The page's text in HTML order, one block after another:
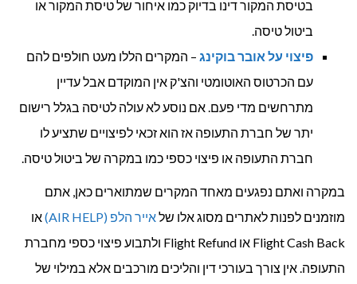
בטיסת המקור דינו בדיוק כמו איחור של טיסת המקור או
ביטול טיסה.
פיצוי על אובר בוקינג – המקרים הללו מעט חולפים להם
עם הכרטוס האוטומטי והצ'ק אין המוקדם אבל עדיין
מתרחשים מדי פעם. אם נוסע לא עולה לטיסה בגלל רישום
יתר של חברת התעופה אז הוא זכאי לפיצויים שתציע לו
חברת התעופה או פיצוי כספי כמו במקרה של ביטול טיסה.
במקרה ואתם נפגעים מאחד המקרים שמתוארים כאן, אתם
מוזמנים לפנות לאתרים מסוג אלו שלאייר הלפ (AIR HELP)
או
Flight Cash Back או Flight Refund ולתבוע פיצוי כספי מחברת
התעופה. אין צורך בעורכי דין והליכים מורכבים אלא במילוי של